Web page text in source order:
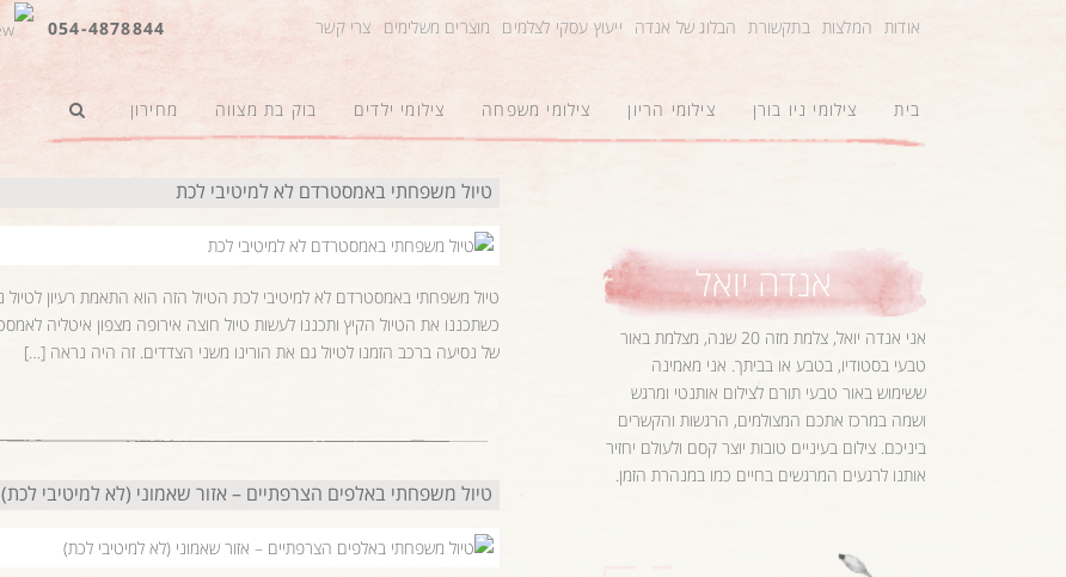
אודות המלצות בתקשורת הבלוג של אנדה ייעוץ עסקי לצלמים מוצרים משלימים צרי קשר 054-4878844
בית צילומי ניו בורן צילומי הריון צילומי משפחה צילומי ילדים בוק בת מצווה מחירון
טיול משפחתי באמסטרדם לא למיטיבי לכת
של נסיעה ברכב הזמנו לטיול גם את הורינו משני הצדדים. זה היה נראה […]
טיול משפחתי באלפים הצרפתיים – אזור שאמוני (לא למיטיבי לכת)
אנדה יואל
אני אנדה יואל, צלמת מזה 20 שנה, מצלמת באור
טבעי בסטודיו, בטבע או בביתך. אני מאמינה
ששימוש באור טבעי תורם לצילום אותנטי ומרגש
ושמה במרכז אתכם המצולמים, הרגשות והקשרים
ביניכם. צילום בעיניים טובות יוצר קסם ולעולם יחזיר
אותנו לרגעים המרגשים בחיים כמו במנהרת הזמן.